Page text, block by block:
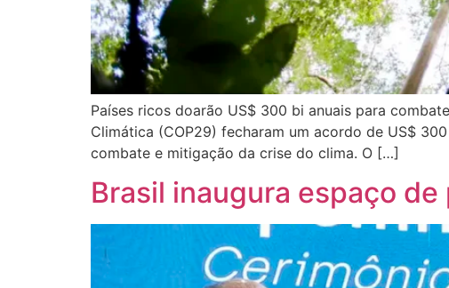
Países ricos doarão US$ 300 bi anuais para
Climática (COP29) fecharam um acordo de US$
combate e mitigação da crise do clima. O […]
Brasil inaugura espaço